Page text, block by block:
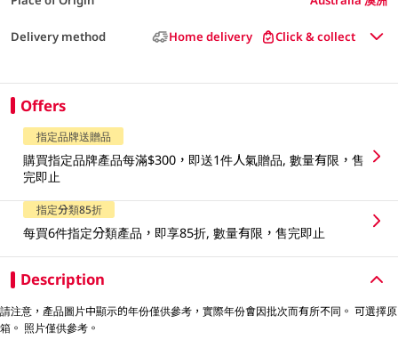
Delivery method Home delivery Click & collect
Offers
指定品牌送贈品
購買指定品牌產品每滿$300，即送1件人氣贈品, 數量有限，售
完即止
指定分類85折
每買6件指定分類產品，即享85折, 數量有限，售完即止
Description
請注意，產品圖片中顯示的年份僅供參考，實際年份會因批次而有所不同。 可選擇原
箱。 照片僅供參考。